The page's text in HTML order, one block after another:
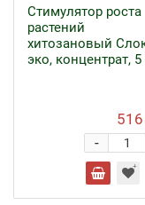
Стимулятор роста
растений
хитозановый
эко, концентрат,
-